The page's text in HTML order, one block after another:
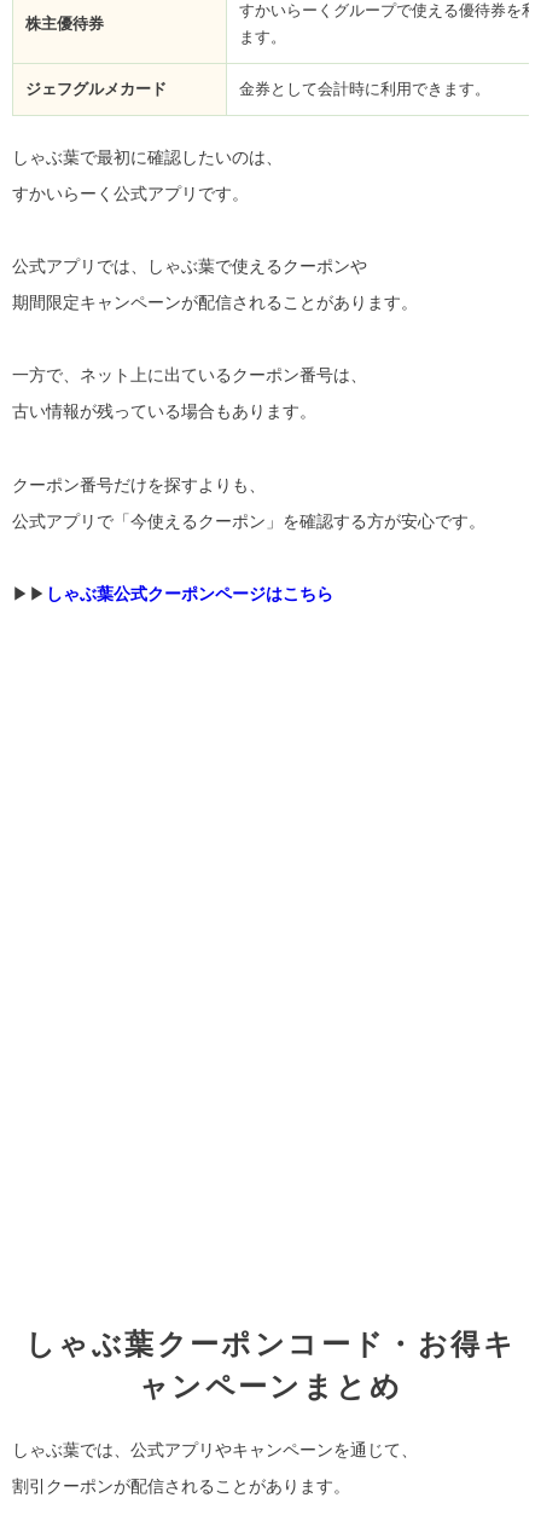
株主優待券
すかいらーくグループで使える優待券を利
ます。
ジェフグルメカード 金券として会計時に利用できます。
しゃぶ葉で最初に確認したいのは、
すかいらーく公式アプリです。
公式アプリでは、しゃぶ葉で使えるクーポンや
期間限定キャンペーンが配信されることがあります。
一方で、ネット上に出ているクーポン番号は、
古い情報が残っている場合もあります。
クーポン番号だけを探すよりも、
公式アプリで「今使えるクーポン」を確認する方が安心です。
▶︎▶︎ しゃぶ葉公式クーポンページはこちら
しゃぶ葉クーポンコード・お得キ
ャンペーンまとめ
しゃぶ葉では、公式アプリやキャンペーンを通じて、
割引クーポンが配信されることがあります。